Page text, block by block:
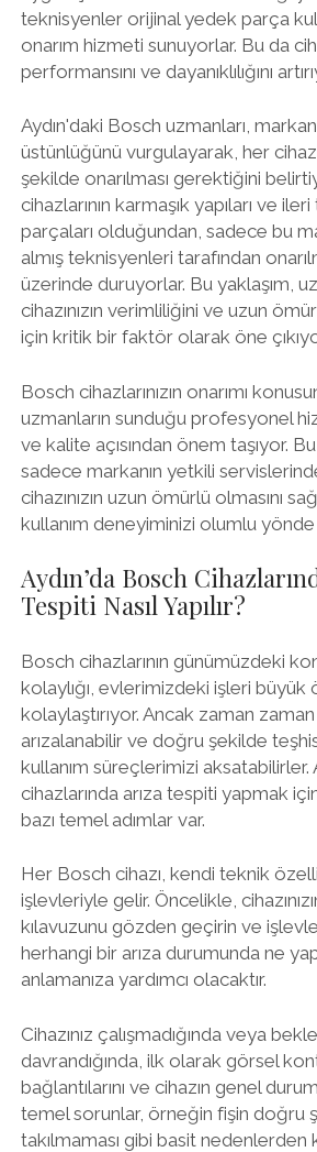
teknisyenler orijinal yedek parça
onarım hizmeti sunuyorlar. Bu da
performansını ve dayanıklılığını
Aydın'daki Bosch uzmanları,
üstünlüğünü vurgulayarak, her
şekilde onarılması gerektiğini
cihazlarının karmaşık yapıları ve
parçaları olduğundan, sadece bu
almış teknisyenleri tarafından
üzerinde duruyorlar. Bu yaklaşım,
cihazınızın verimliliğini ve uzun
için kritik bir faktör olarak öne
Bosch cihazlarınızın onarımı
uzmanların sunduğu profesyonel
ve kalite açısından önem taşıyor. Bu
sadece markanın yetkili
cihazınızın uzun ömürlü olmasını
kullanım deneyiminizi olumlu
Aydın’da Bosch
Tespiti Nasıl Yapılır?
Bosch cihazlarının günümüzdeki
kolaylığı, evlerimizdeki işleri büyük
kolaylaştırıyor. Ancak zaman
arızalanabilir ve doğru şekilde
kullanım süreçlerimizi aksatabilirler.
cihazlarında arıza tespiti yapmak
bazı temel adımlar var.
Her Bosch cihazı, kendi teknik
işlevleriyle gelir. Öncelikle,
kılavuzunu gözden geçirin ve
herhangi bir arıza durumunda ne
anlamanıza yardımcı olacaktır.
Cihazınız çalışmadığında veya
davrandığında, ilk olarak görsel
bağlantılarını ve cihazın genel
temel sorunlar, örneğin fişin doğru
takılmaması gibi basit nedenlerden